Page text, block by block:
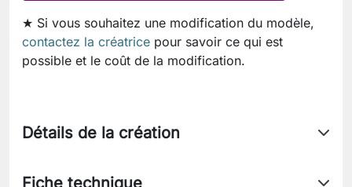
★ Si vous souhaitez une modification du modèle,
contactez la créatrice pour savoir ce qui est
possible et le coût de la modification.
Détails de la création
Fiche technique